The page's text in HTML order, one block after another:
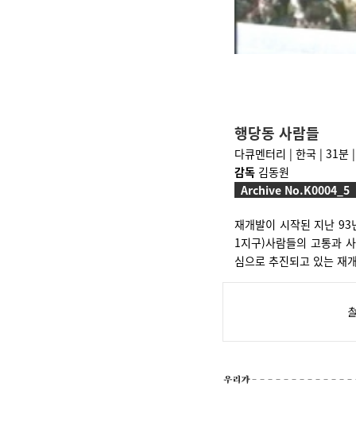
행당동 사람들
다큐멘터리 | 한국 | 31분
감독 김동원
Archive No.K0004_5
재개발이 시작된 지난 93
1지구)사람들의 고통과
심으로 추진되고 있는 재